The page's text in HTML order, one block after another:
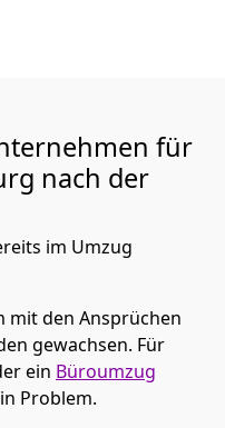
für
nach der
im Umzug
mit den Ansprüchen
gewachsen. Für
ein Büroumzug
Problem.